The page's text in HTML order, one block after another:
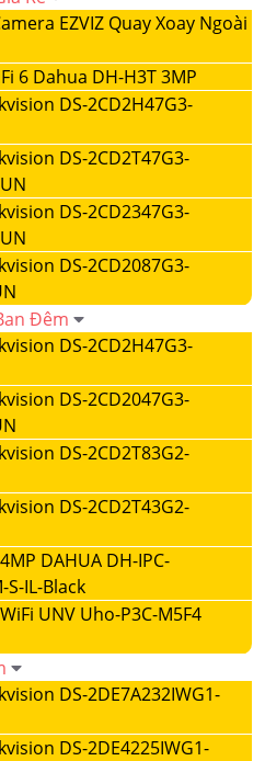
EZVIZ Quay Xoay Ngoài
6 Dahua DH-H3T 3MP
DS-2CD2H47G3-
DS-2CD2T47G3-
DS-2CD2347G3-
DS-2CD2087G3-
Đêm
DS-2CD2H47G3-
DS-2CD2047G3-
DS-2CD2T83G2-
DS-2CD2T43G2-
DAHUA DH-IPC-
S-IL-Black
UNV Uho-P3C-M5F4
DS-2DE7A232IWG1-
DS-2DE4225IWG1-